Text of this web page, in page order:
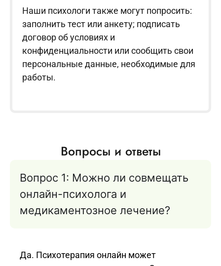
Наши психологи также могут попросить:
заполнить тест или анкету; подписать
договор об условиях и
конфиденциальности или сообщить свои
персональные данные, необходимые для
работы.
Вопросы и ответы
Вопрос 1: Можно ли совмещать
онлайн-психолога и
медикаментозное лечение?
Да. Психотерапия онлайн может